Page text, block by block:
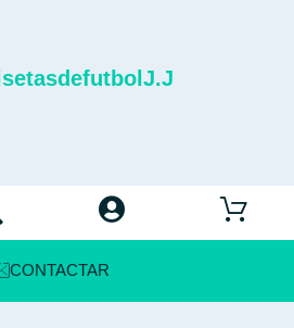
CONTACTAR